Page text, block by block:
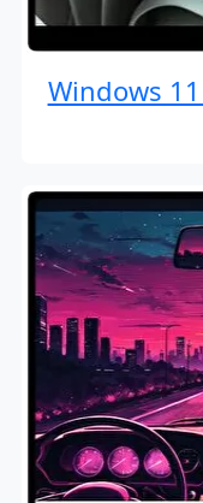
Windows